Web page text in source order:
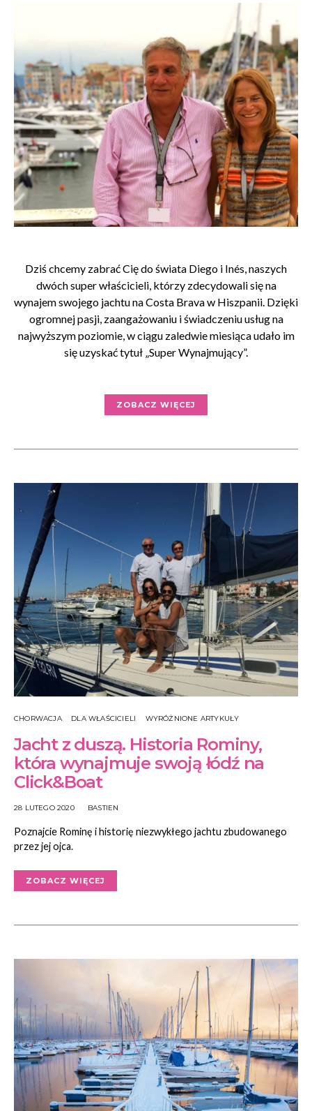
Dziś chcemy zabrać Cię do świata Diego i Inés, naszych
dwóch super właścicieli, którzy zdecydowali się na
wynajem swojego jachtu na Costa Brava w Hiszpanii. Dzięki
ogromnej pasji, zaangażowaniu i świadczeniu usług na
najwyższym poziomie, w ciągu zaledwie miesiąca udało im
się uzyskać tytuł „Super Wynajmujący”.
ZOBACZ WIĘCEJ
CHORWACJA DLA WŁAŚCICIELI WYRÓŻNIONE ARTYKUŁY
Jacht z duszą. Historia Rominy,
która wynajmuje swoją łódź na
Click&Boat
28 LUTEGO 2020 BASTIEN
Poznajcie Rominę i historię niezwykłego jachtu zbudowanego
przez jej ojca.
ZOBACZ WIĘCEJ